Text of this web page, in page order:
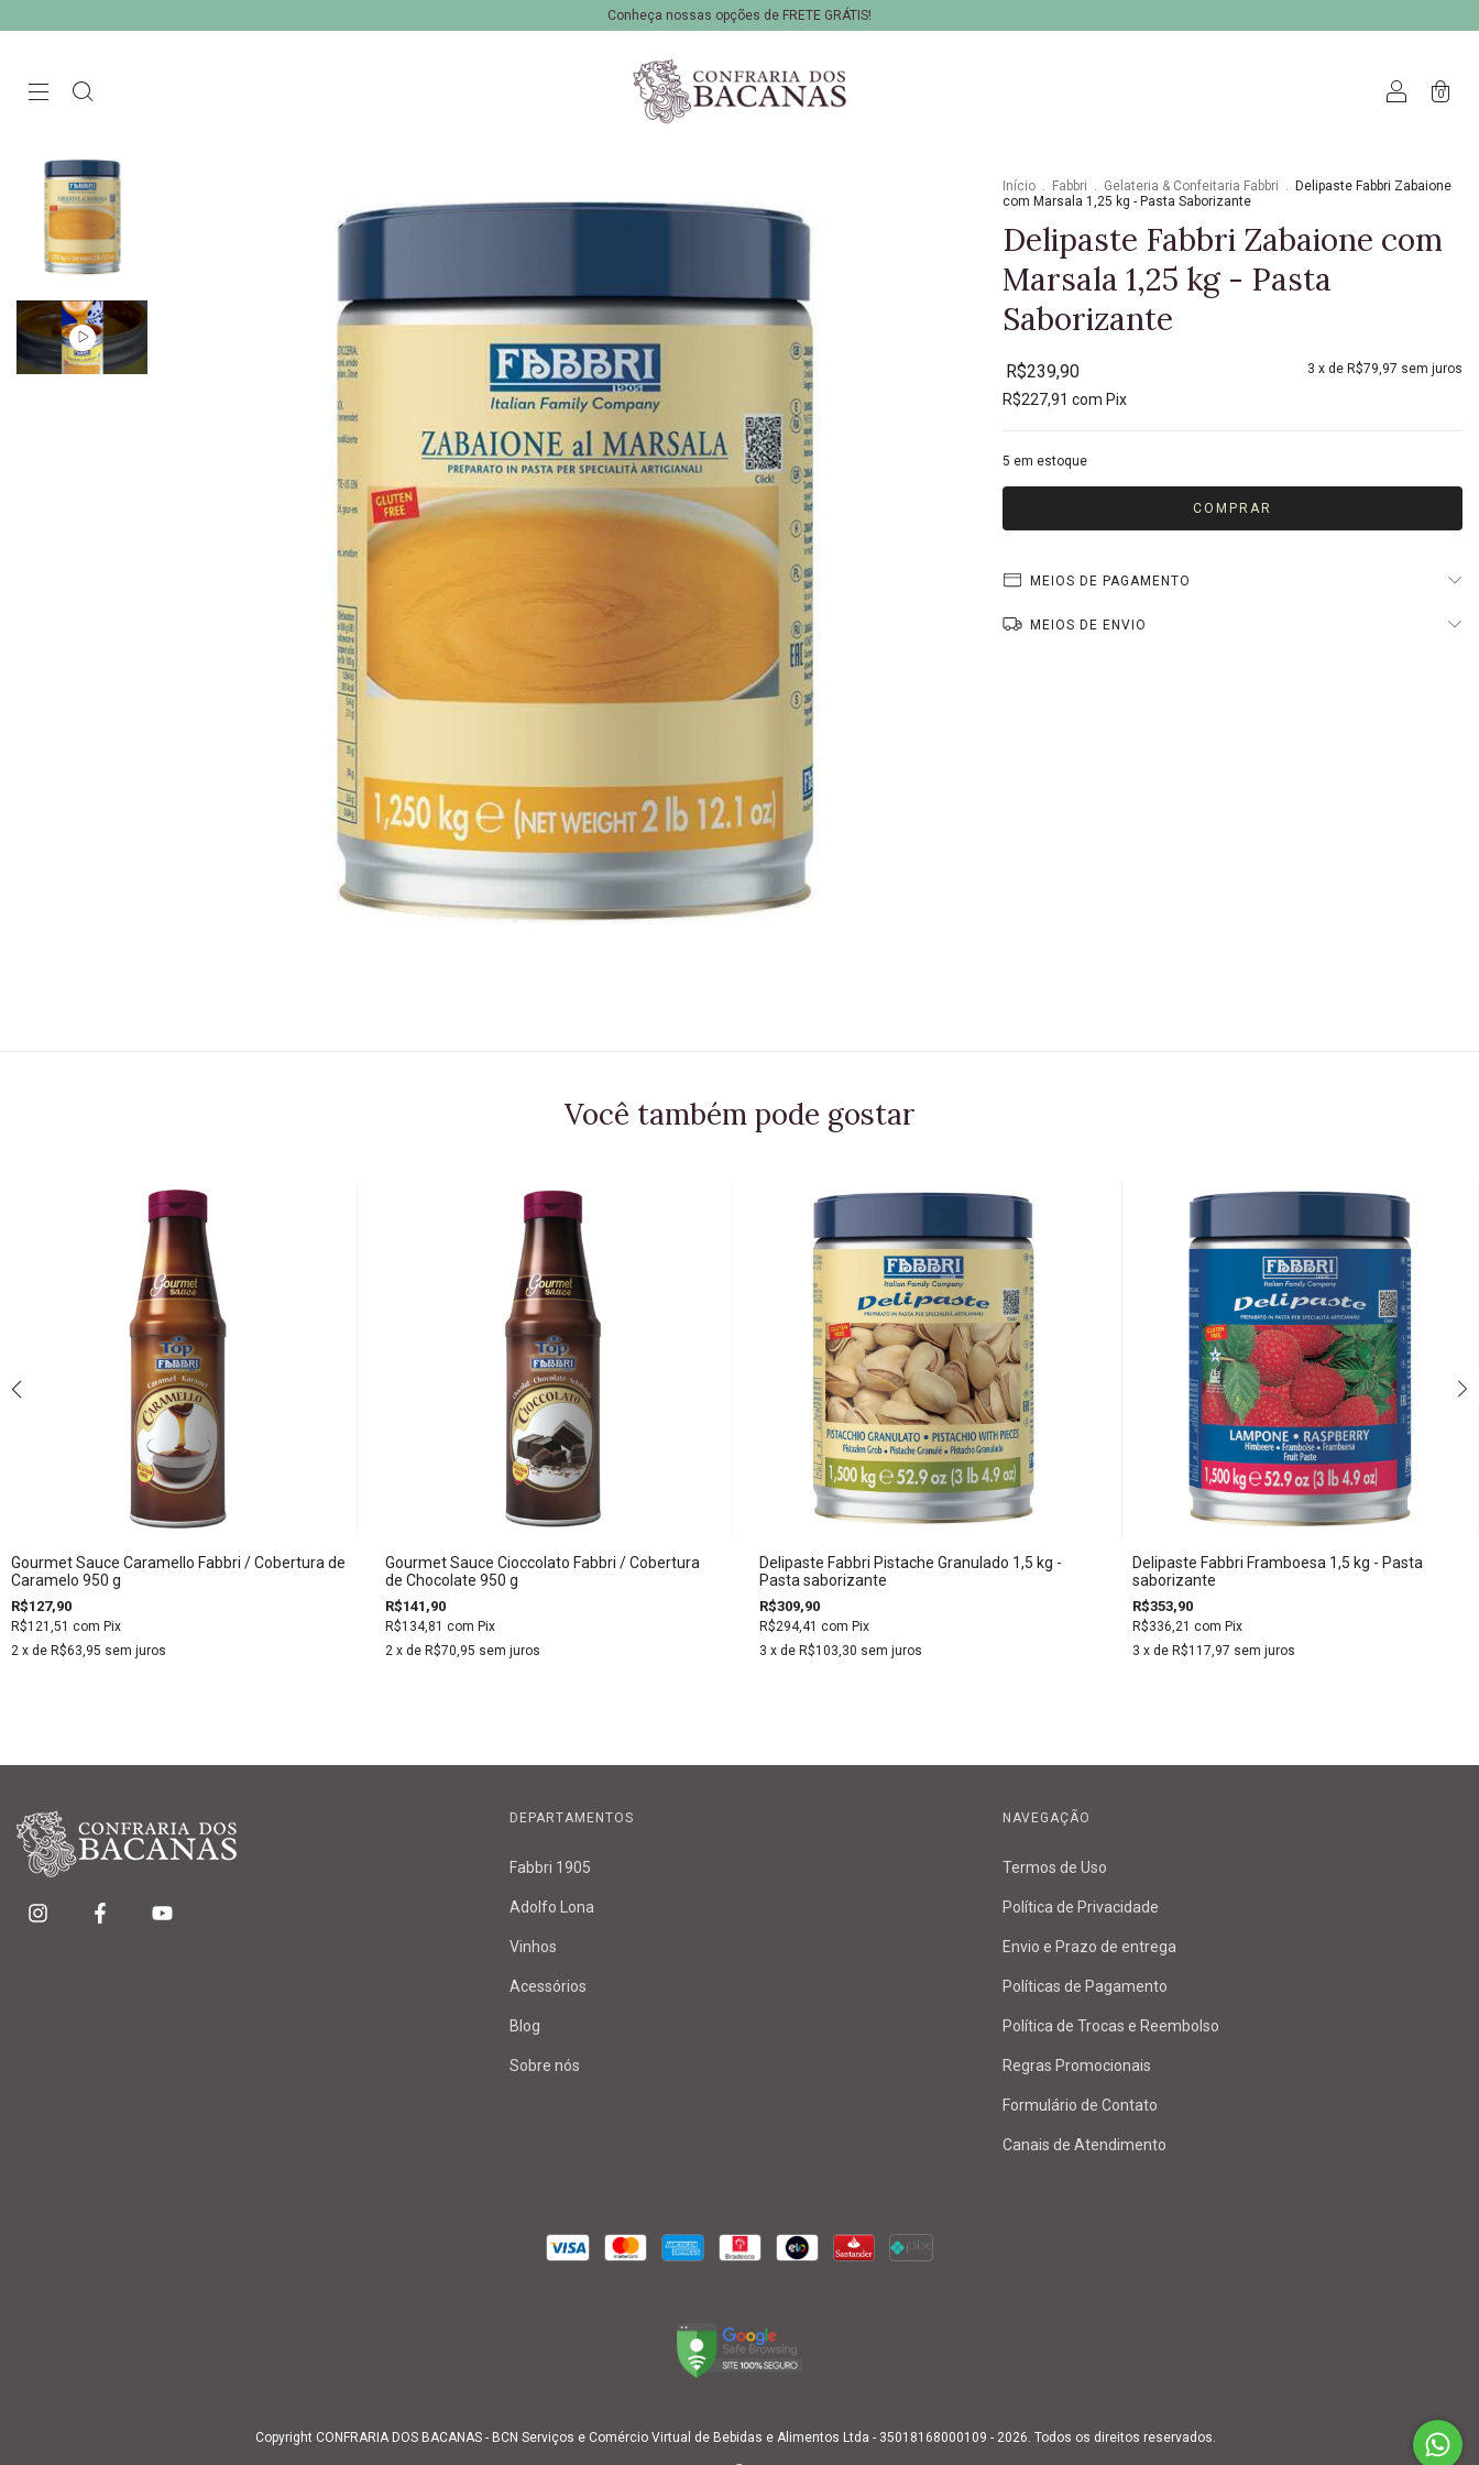
Conheça nossas opções de FRETE GRÁTIS!
0
Início . Fabbri . Gelateria & Confeitaria Fabbri .
Delipaste Fabbri Zabaione
com Marsala 1,25 kg - Pasta Saborizante
Delipaste Fabbri Zabaione com
Marsala 1,25 kg - Pasta
Saborizante
R$239,90 3 x de R$79,97 sem juros
R$227,91 com Pix
5 em estoque
MEIOS DE PAGAMENTO
MEIOS DE ENVIO
Você também pode gostar
Gourmet Sauce Caramello Fabbri / Cobertura de
Caramelo 950 g
R$127,90
R$121,51 com Pix
2 x de R$63,95 sem juros
Gourmet Sauce Cioccolato Fabbri / Cobertura
de Chocolate 950 g
R$141,90
R$134,81 com Pix
2 x de R$70,95 sem juros
Delipaste Fabbri Pistache Granulado 1,5 kg -
Pasta saborizante
R$309,90
R$294,41 com Pix
3 x de R$103,30 sem juros
Delipaste Fabbri Framboesa 1,5 kg - Pasta
saborizante
R$353,90
R$336,21com Pix
3 x de R$117,97 sem juros
DEPARTAMENTOS
Fabbri 1905
Adolfo Lona
Vinhos
Acessórios
Blog
Sobre nós
NAVEGAÇÃO
Termos de Uso
Política de Privacidade
Envio e Prazo de entrega
Políticas de Pagamento
Política de Trocas e Reembolso
Regras Promocionais
Formulário de Contato
Canais de Atendimento
Copyright CONFRARIA DOS BACANAS - BCN Serviços e Comércio Virtual de Bebidas e Alimentos Ltda - 35018168000109 - 2026. Todos os direitos reservados.